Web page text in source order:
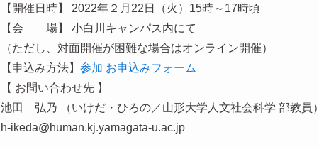
【開催日時】 2022年２月22日（火）15時～17時頃
【会 場】 小白川キャンパス内にて
（ただし、対面開催が困難な場合はオンライン開催）
【申込み方法】 参加 お申込みフォーム
【 お問い合わせ先 】
池田 弘乃 （いけだ・ひろの／山形大学人文社会科学 部教員）
h-ikeda@human.kj.yamagata-u.ac.jp